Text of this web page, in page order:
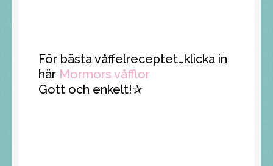
För bästa våffelreceptet…klicka in
här Mormors våfflor
Gott och enkelt!✰